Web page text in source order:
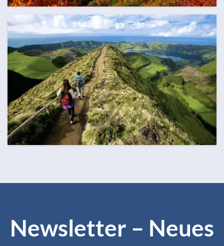
SEPTEMBER
125 Termine
Alle Monate ansehen
Newsletter – Neues